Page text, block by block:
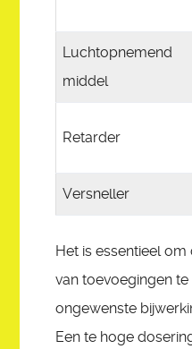
Luchtopnemend
middel
Retarder
Versneller
Het is essentieel
van toevoegingen
ongewenste
Een te hoge